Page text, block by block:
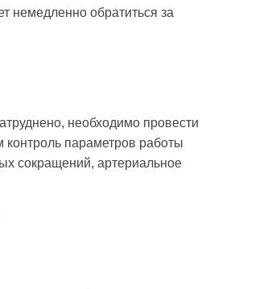
немедленно обратиться за
необходимо провести
параметров работы
сокращений, артериальное